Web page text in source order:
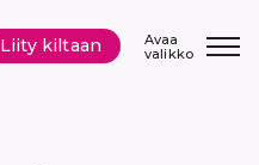
Avaa
valikko
Liity kiltaan